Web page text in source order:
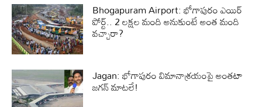
Bhogapuram Airport: భోగాపురం ఎయిర్
పోర్ట్.. 2 లక్షల మంది అనుకుంటే అంత మంది
వచ్చారా?
Jagan: భోగాపురం విమానాశ్రయంపై అంతటా
జగన్ మాటలే!